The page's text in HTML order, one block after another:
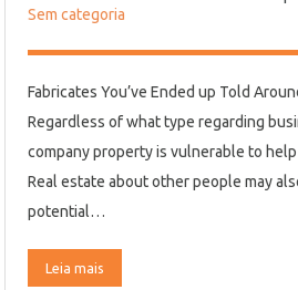
Sem categoria
Fabricates You’ve Ended up Told
Regardless of what type regarding
company property is vulnerable to
Real estate about other people may
potential…
Leia mais